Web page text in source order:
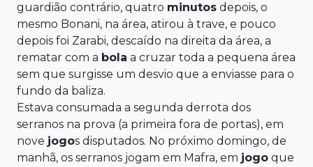
guardião contrário, quatro minutos depois, o
mesmo Bonani, na área, atirou à trave, e pouco
depois foi Zarabi, descaído na direita da área, a
rematar com a bola a cruzar toda a pequena área
sem que surgisse um desvio que a enviasse para o
fundo da baliza.
Estava consumada a segunda derrota dos
serranos na prova (a primeira fora de portas), em
nove jogos disputados. No próximo domingo, de
manhã, os serranos jogam em Mafra, em jogo que